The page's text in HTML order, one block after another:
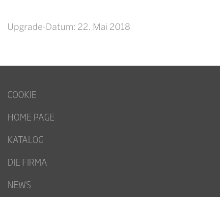
Upgrade-Datum: 22. Mai 2018
COOKIE
HOME PAGE
KATALOG
DIE FIRMA
NEWS